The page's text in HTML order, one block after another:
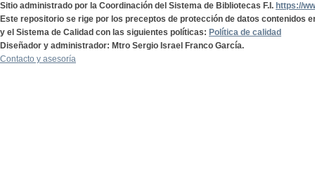
Sitio administrado por la Coordinación del Sistema de Bibliotecas F.I. https://
Este repositorio se rige por los preceptos de protección de datos contenidos
y el Sistema de Calidad con las siguientes políticas: Política de calidad
Diseñador y administrador: Mtro Sergio Israel Franco García.
Contacto y asesoría